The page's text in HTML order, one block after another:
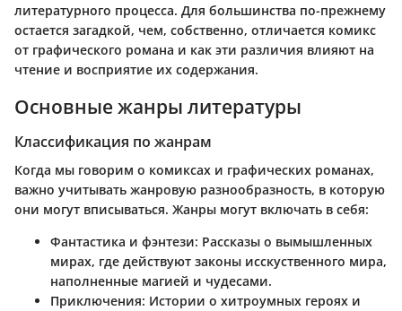
литературного процесса. Для большинства по-прежнему
остается загадкой, чем, собственно, отличается комикс
от графического романа и как эти различия влияют на
чтение и восприятие их содержания.
Основные жанры литературы
Классификация по жанрам
Когда мы говорим о комиксах и графических романах,
важно учитывать жанровую разнообразность, в которую
они могут вписываться. Жанры могут включать в себя:
Фантастика и фэнтези: Рассказы о вымышленных
мирах, где действуют законы исскуственного мира,
наполненные магией и чудесами.
Приключения: Истории о хитроумных героях и